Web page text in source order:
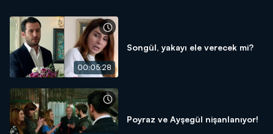
00:05:28
Songül, yakayı ele verecek mi?
Poyraz ve Ayşegül nişanlanıyor!